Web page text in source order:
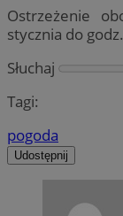
Ostrzeżenie
stycznia do
Słuchaj
Tagi:
pogoda
Udostępnij